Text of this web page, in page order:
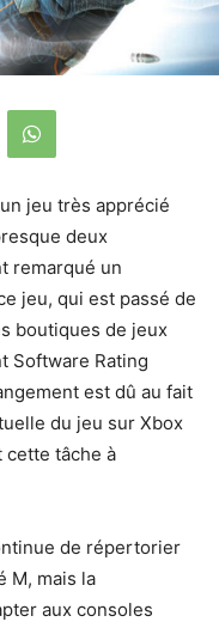
jeu très apprécié
deux
remarqué un
jeu, qui est passé de
boutiques de jeux
Software Rating
est dû au fait
du jeu sur Xbox
cette tâche à
de répertorier
M, mais la
aux consoles